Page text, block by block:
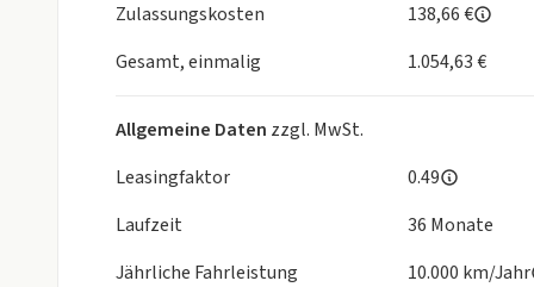
Zulassungskosten
138,66 €
Gesamt, einmalig
1.054,63 €
Allgemeine Daten zzgl. MwSt.
Leasingfaktor
0.49
Laufzeit
36 Monate
Jährliche Fahrleistung
10.000 km/Jahr